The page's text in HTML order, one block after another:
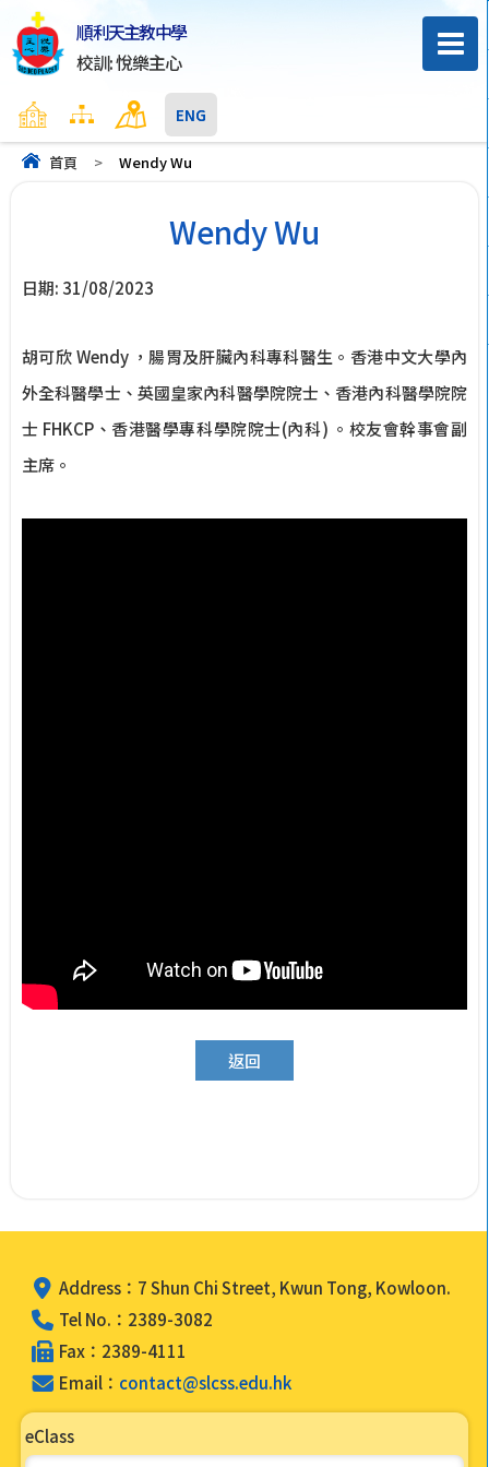
順利天主教中學
校訓: 悅樂主心
主頁 網頁地圖 聯絡我們
ENG
首頁 > Wendy Wu
Wendy Wu
日期: 31/08/2023
胡可欣 Wendy ，腸胃及肝臟內科專科醫生。香港中文大學內
外全科醫學士、英國皇家內科醫學院院士、香港內科醫學院院
士 FHKCP、香港醫學專科學院院士(內科) 。校友會幹事會副
主席。
返回
Address：7 Shun Chi Street, Kwun Tong, Kowloon.
Tel No.：2389-3082
Fax：2389-4111
Email： contact@slcss.edu.hk
eClass